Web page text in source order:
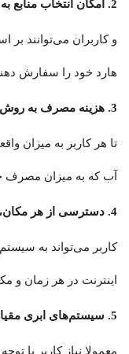
2. امکان انتخاب منابع به میزان دلخواه فراهم است:
هارد خود را سفارش
3. هزینه مصرف به روش ارزان PAY AS YOU GO محاسبه می‌شود:
تا هر کاربر به میزان
آب که به میزان مصرف
4. دسترسی از هر مکان، با هر وسیله‌ای و در هر زمانی میسر است:
کاربر می‌تواند به
اینترنت در هر زمان و
5. سیستم‌های ابری مقیاس‌پذیرند:
معمولا نیاز کاربر با